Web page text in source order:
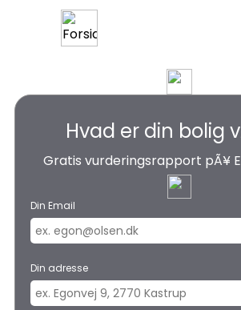
Hvad er din bolig
Gratis vurderingsrapport pÃ¥
Din Email
Din adresse